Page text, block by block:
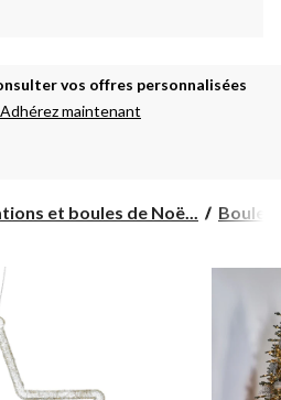
vos offres personnalisées
Adhérez maintenant
et boules de Noë... Boules